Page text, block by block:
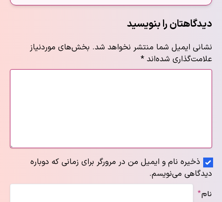
دیدگاهتان را بنویسید
نشانی ایمیل شما منتشر نخواهد شد. بخش‌های موردنیاز
علامت‌گذاری شده‌اند *
ذخیره نام و ایمیل من در مرورگر برای زمانی که دوباره
دیدگاهی می‌نویسم.
نام*